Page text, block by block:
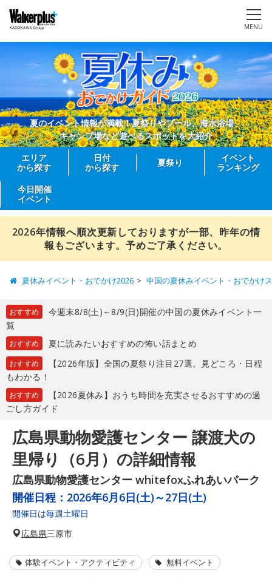
MENU
夏のイベント情報が満載！夏祭りやプール、海水浴場、
キャンプ場など遊べるスポットを大紹介
エリア
から探す
日付
から探す
夏祭り
イベント
ランキング
今日開催
イベント
2026年情報へ順次更新しておりますが一部、昨年の情
報もございます。予めご了承ください。
夏休みイベント・おでかけ2026 中国の夏休みイベント・おでかけ
おすすめ
今週末8/8(土)～8/9(日)開催の中国の夏休みイベント一
覧
おすすめ 夏に読みたいおすすめの怖い話まとめ
おすすめ
【2026年版】全国の夏祭り注目27選。見どころ・日程
もわかる！
おすすめ
【2026夏休み】おうち時間を充実させるおすすめの過
ごし方ガイド
広島県動物愛護センター 譲渡犬の
里帰り（6月）の詳細情報
広島県動物愛護センター whitefoxふれあいパーク
開催日程： 2026年6月6日(土)～27日(土)
開催日は毎週土曜日
広島県三原市
体験イベント・アクティビティ 無料イベント